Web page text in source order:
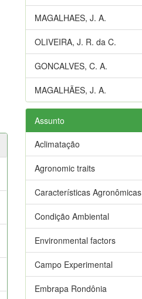
MAGALHAES, J. A.
OLIVEIRA, J. R. da C.
GONCALVES, C. A.
MAGALHÃES, J. A.
Assunto
Aclimatação
Agronomic traits
Características Agronômicas
Condição Ambiental
Environmental factors
Campo Experimental
Embrapa Rondônia